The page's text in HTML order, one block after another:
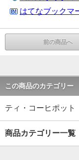
はてなブックマ
前の商品へ
この商品のカテゴリー
ティ・コーヒポット
商品カテゴリー一覧